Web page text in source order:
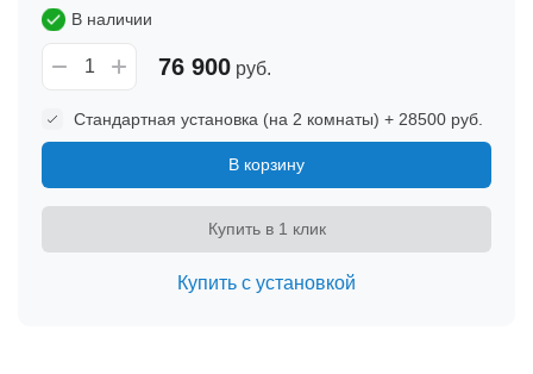
В наличии
76 900 руб.
Стандартная установка (на 2 комнаты) + 28500 руб.
В корзину
Купить в 1 клик
Купить с установкой